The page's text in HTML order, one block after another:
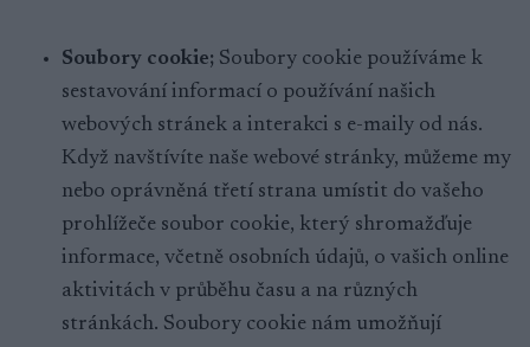
Soubory cookie; Soubory cookie používáme k
sestavování informací o používání našich
webových stránek a interakci s e-maily od nás.
Když navštívíte naše webové stránky, můžeme my
nebo oprávněná třetí strana umístit do vašeho
prohlížeče soubor cookie, který shromažďuje
informace, včetně osobních údajů, o vašich online
aktivitách v průběhu času a na různých
stránkách. Soubory cookie nám umožňují